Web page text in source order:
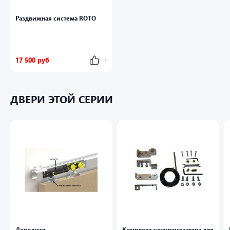
Раздвижная система ROTO
17 500 руб 1
ДВЕРИ ЭТОЙ СЕРИИ